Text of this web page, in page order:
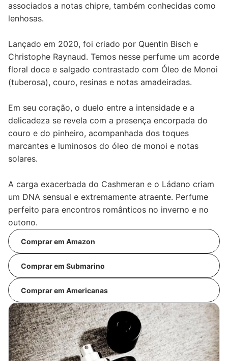
associados a notas chipre, também conhecidas como
lenhosas.
Lançado em 2020, foi criado por Quentin Bisch e
Christophe Raynaud. Temos nesse perfume um acorde
floral doce e salgado contrastado com Óleo de Monoi
(tuberosa), couro, resinas e notas amadeiradas.
Em seu coração, o duelo entre a intensidade e a
delicadeza se revela com a presença encorpada do
couro e do pinheiro, acompanhada dos toques
marcantes e luminosos do óleo de monoi e notas
solares.
A carga exacerbada do Cashmeran e o Ládano criam
um DNA sensual e extremamente atraente. Perfume
perfeito para encontros românticos no inverno e no
outono.
Comprar em Amazon
Comprar em Submarino
Comprar em Americanas